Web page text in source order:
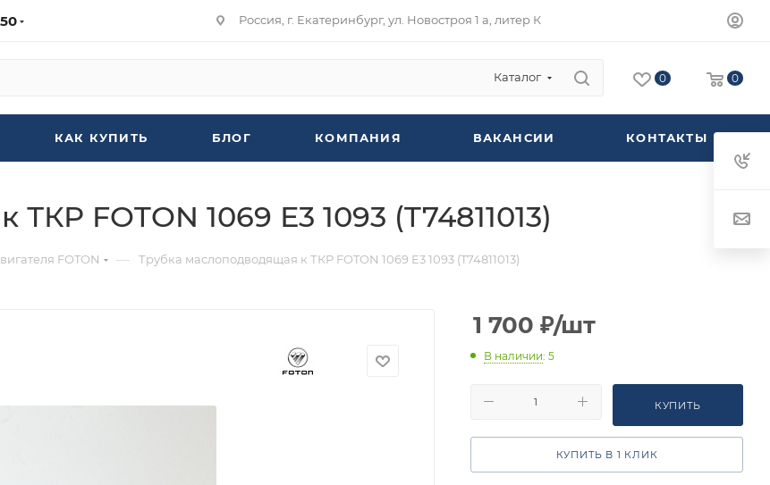
Россия, г. Екатеринбург, ул. Новостроя 1 а, литер К
Каталог 0 0
КАК КУПИТЬ БЛОГ КОМПАНИЯ ВАКАНСИИ КОНТАКТЫ
FOTON 1069 Е3 1093 (T74811013)
FOTON — Трубка маслоподводящая к ТКР FOTON 1069 Е3 1093 (T74811013)
1 700 ₽/шт
В наличии: 5
КУПИТЬ
КУПИТЬ В 1 КЛИК